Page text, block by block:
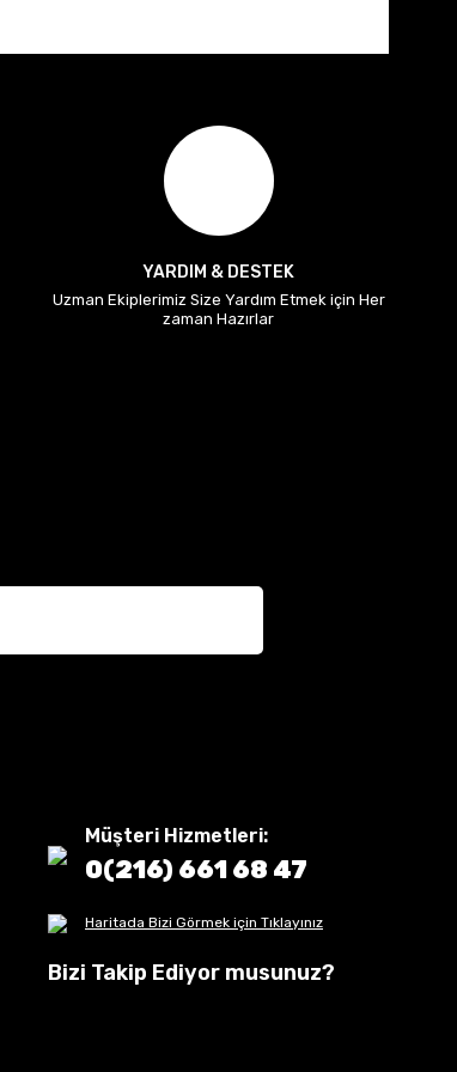
YARDIM & DESTEK
Uzman Ekiplerimiz Size Yardım Etmek için Her
zaman Hazırlar
Müşteri Hizmetleri:
0(216) 661 68 47
Haritada Bizi Görmek için Tıklayınız
Bizi Takip Ediyor musunuz?